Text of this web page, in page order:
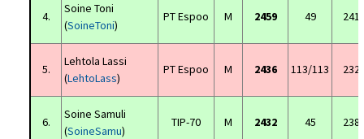
4.
Soine Toni
(SoineToni)
PT Espoo M 2459 49
5.
Lehtola Lassi
(LehtoLass)
PT Espoo M 2436 113/113
6.
Soine Samuli
(SoineSamu)
TIP-70 M 2432 45